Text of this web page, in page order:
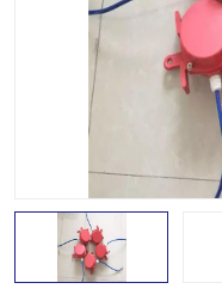
接近开关
磁性开关
撕裂开关
溜槽堵塞检测开关